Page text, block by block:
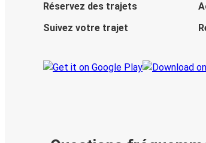
Réservez des trajets
Suivez votre trajet